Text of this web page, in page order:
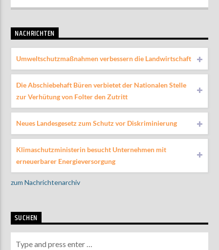
NACHRICHTEN
Umweltschutzmaßnahmen verbessern die Landwirtschaft
Die Abschiebehaft Büren verbietet der Nationalen Stelle
zur Verhütung von Folter den Zutritt
Neues Landesgesetz zum Schutz vor Diskriminierung
Klimaschutzministerin besucht Unternehmen mit
erneuerbarer Energieversorgung
zum Nachrichtenarchiv
SUCHEN